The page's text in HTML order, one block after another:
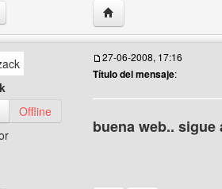
Visitar sitio web del
Ver perfil del usuario
Offline
27-06-2008, 17:16
Título del mensaje:
buena web..